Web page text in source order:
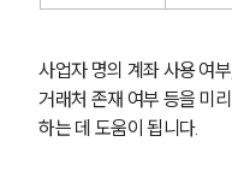
사업자 명의 계좌 사용 여
거래처 존재 여부 등을 미
하는 데 도움이 됩니다.